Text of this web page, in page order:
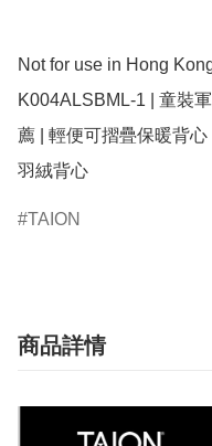
Not for use in Hong
K004ALSBML-1 | 童裝
薦 | 輕便可摺疊保暖背
羽絨背心
TAION
商品詳情